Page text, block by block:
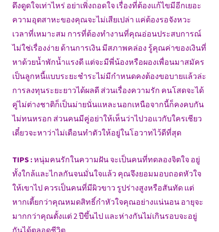
ดึงดูดใจเท่าไหร่ อย่าเพิ่งถอดใจ เรื่องที่ต้องแก้ไขมีอีกเยอะ
ความอุตสาหะของคุณจะไม่เสียเปล่า แค่ต้องรอจังหวะ
เวลาที่เหมาะสม การที่ต้องทำงานที่คุณอ่อนประสบการณ์
ไม่ใช่เรื่องง่าย ด้านการเงิน มีสภาพคล่อง รู้คุณค่าของเงินที่
หาด้วยน้ำพักน้ำแรงดี แต่จะมีพี่น้องหรือผองเพื่อนมาสมัคร
เป็นลูกหนี้แบบระยะชำระไม่มีกำหนดคงต้องขอบายแล้วล่ะ
การลงทุนระยะยาวได้ผลดี ส่วนเรื่องความรัก คนโสดจะได้
คู่ไม่ต่างชาติก็เป็นม่ายนั่นแหละนอกเหนือจากนี้ก็คงคบกัน
ไม่ทนหรอก ส่วนคนมีคู่อย่าให้เห็นว่าไปวอแวกับใครเชียว
เดี๋ยวจะหาว่าไม่เตือนทำตัวให้อยู่ในโอวาทไว้ดีที่สุด
TIPS :หนุ่มคนรักในความฝัน จะเป็นคนที่ทดลองจิตใจ อยู่
ทั้งใกล้และไกลกันจนมั่นใจแล้ว คุณจึงยอมมอบถอดหัวใจ
ให้เขาไป ควรเป็นคนที่มีผิวขาว รูปร่างสูงหรือสันทัด แต่
หากเตี้ยกว่าคุณหมดสิทธิ์กำหัวใจคุณอย่างแน่นอน อายุจะ
มากกว่าคุณตั้งแต่ 2 ปีขึ้นไป และห่างกันไม่เกินรอบจะอยู่